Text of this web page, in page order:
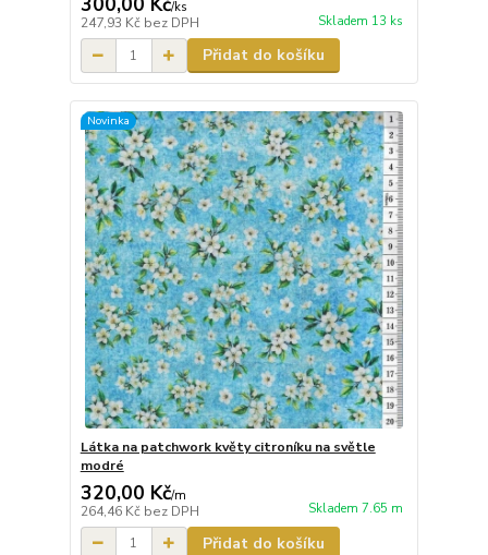
/ks
247,93 Kč bez DPH Skladem 13 ks
Přidat do košíku
Novinka
Látka na patchwork květy citroníku na světle
modré
320,00 Kč/m
264,46 Kč bez DPH Skladem 7.65 m
Přidat do košíku